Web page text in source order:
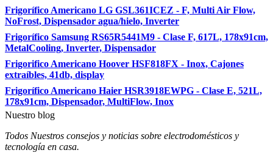
Frigorífico Americano LG GSL361ICEZ - F, Multi Air Flow,
NoFrost, Dispensador agua/hielo, Inverter
Frigorífico Samsung RS65R5441M9 - Clase F, 617L, 178x91cm,
MetalCooling, Inverter, Dispensador
Frigorifico Americano Hoover HSF818FX - Inox, Cajones
extraíbles, 41db, display
Frigorífico Americano Haier HSR3918EWPG - Clase E, 521L,
178x91cm, Dispensador, MultiFlow, Inox
Nuestro blog
Todos Nuestros consejos y noticias sobre electrodomésticos y
tecnología en casa.